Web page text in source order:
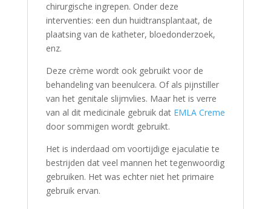
chirurgische ingrepen. Onder deze
interventies: een dun huidtransplantaat, de
plaatsing van de katheter, bloedonderzoek,
enz.
Deze crème wordt ook gebruikt voor de
behandeling van beenulcera. Of als pijnstiller
van het genitale slijmvlies. Maar het is verre
van al dit medicinale gebruik dat EMLA Creme
door sommigen wordt gebruikt.
Het is inderdaad om voortijdige ejaculatie te
bestrijden dat veel mannen het tegenwoordig
gebruiken. Het was echter niet het primaire
gebruik ervan.